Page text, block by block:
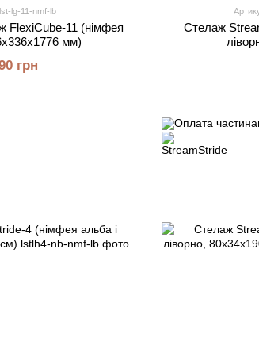
lg-11-nmf-lb
FlexiCube-11 (німфея
мм)
грн
Стелаж